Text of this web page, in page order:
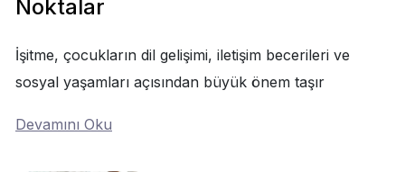
Noktalar
İşitme, çocukların dil gelişimi, iletişim becerileri ve
sosyal yaşamları açısından büyük önem taşır
Devamını Oku